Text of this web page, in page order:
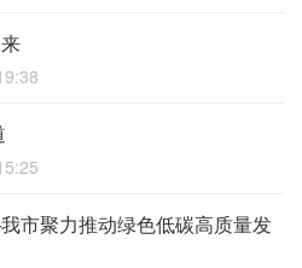
市聚力推动绿色低碳高质量发